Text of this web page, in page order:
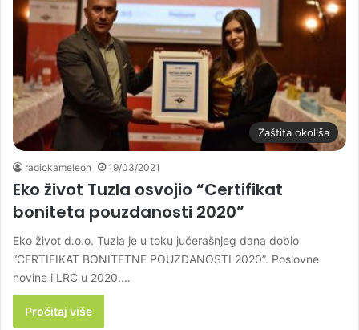
Zaštita okoliša
radiokameleon 19/03/2021
Eko život Tuzla osvojio “Certifikat
boniteta pouzdanosti 2020”
Eko život d.o.o. Tuzla je u toku jučerašnjeg dana dobio
“CERTIFIKAT BONITETNE POUZDANOSTI 2020”. Poslovne
novine i LRC u 2020.…
Pročitaj više